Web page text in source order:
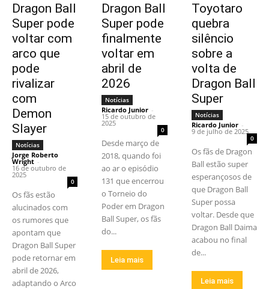
Dragon Ball
Super pode
voltar com
arco que
pode
rivalizar
com
Demon
Slayer
Notícias
Jorge Roberto
Wright -
16 de outubro de
2025
0
Os fãs estão
alucinados com
os rumores que
apontam que
Dragon Ball Super
pode retornar em
abril de 2026,
adaptando o Arco
Dragon Ball
Super pode
finalmente
voltar em
abril de
2026
Notícias
Ricardo Junior -
15 de outubro de
2025
0
Desde março de
2018, quando foi
ao ar o episódio
131 que encerrou
o Torneio do
Poder em Dragon
Ball Super, os fãs
do...
Leia mais
Toyotaro
quebra
silêncio
sobre a
volta de
Dragon Ball
Super
Notícias
Ricardo Junior -
9 de julho de 2025
0
Os fãs de Dragon
Ball estão super
esperançosos de
que Dragon Ball
Super possa
voltar. Desde que
Dragon Ball Daima
acabou no final
de...
Leia mais